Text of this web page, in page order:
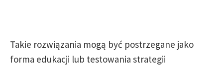
Takie rozwiązania mogą być postrzegane jako
forma edukacji lub testowania strategii